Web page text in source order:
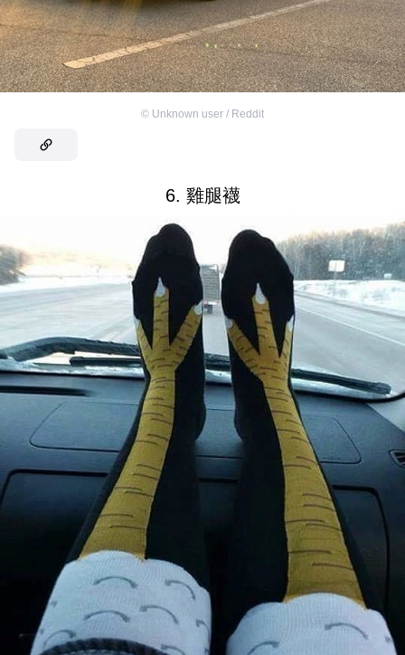
© Unknown user / Reddit
6. 雞腿襪